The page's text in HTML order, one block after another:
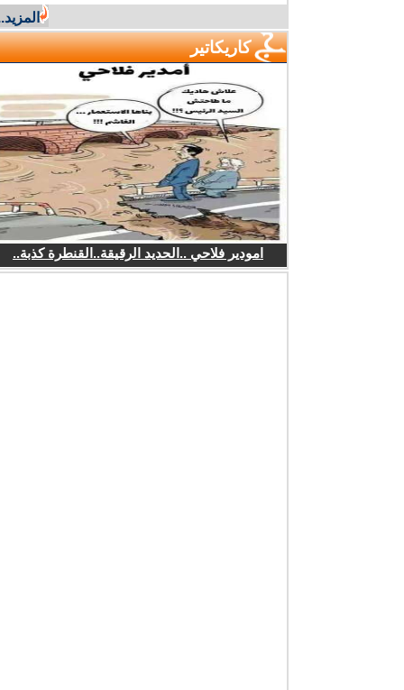
المزيد...
كاريكاتير
امودير فلاحي ..الحديد الرقيقة..القنطرة كذبة..